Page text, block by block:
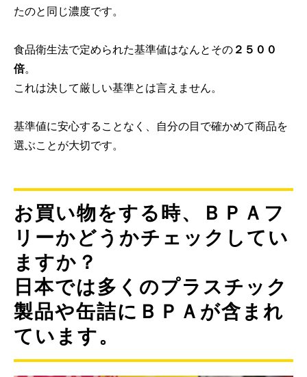
たのと同じ濃度です。
食品衛生法で定められた基準値はなんとその ２５００
倍。
これは決して厳しい基準とは言えません。
基準値に安心することなく、自分の目で確かめて商品を
選ぶことが大切です。
お買い物をする時、ＢＰＡフ
リーかどうかチェックしてい
ますか？
日本では多くのプラスチック
製品や缶詰にＢＰＡが含まれ
ています。